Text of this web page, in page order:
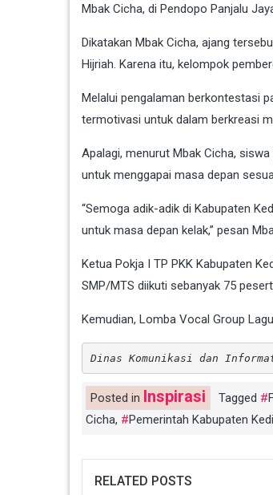
Mbak Cicha, di Pendopo Panjalu
Dikatakan Mbak Cicha, ajang
Hijriah. Karena itu, kelompok
Melalui pengalaman berkontestasi
termotivasi untuk dalam berkreasi
Apalagi, menurut Mbak Cicha,
untuk menggapai masa depan
“Semoga adik-adik di Kabupaten
untuk masa depan kelak,” pesan
Ketua Pokja I TP PKK Kabupaten
SMP/MTS diikuti sebanyak 75
Kemudian, Lomba Vocal Group
Dinas Komunikasi dan
Posted in Inspirasi Tagged
Cicha, Pemerintah Kabupaten
RELATED POSTS